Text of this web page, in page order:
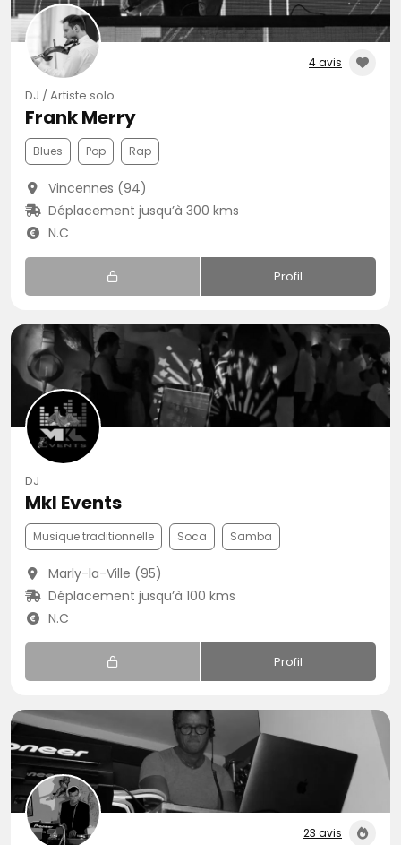
4 avis
DJ / Artiste solo
Frank Merry
Blues Pop Rap
Vincennes (94)
Déplacement jusqu’à 300 kms
N.C
Profil
DJ
Mkl Events
Musique traditionnelle Soca Samba
Marly-la-Ville (95)
Déplacement jusqu’à 100 kms
N.C
Profil
23 avis